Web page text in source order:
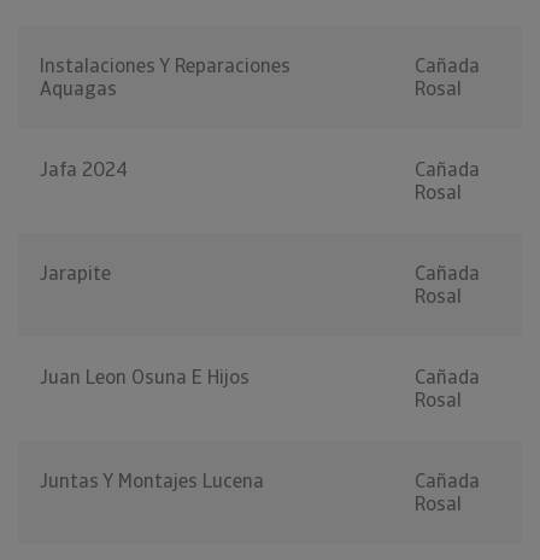
Instalaciones Y Reparaciones
Aquagas
Cañada
Rosal
Jafa 2024
Cañada
Rosal
Jarapite
Cañada
Rosal
Juan Leon Osuna E Hijos
Cañada
Rosal
Juntas Y Montajes Lucena
Cañada
Rosal